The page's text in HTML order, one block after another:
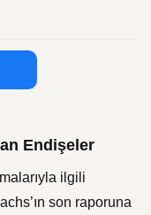
Endişeler
ilgili
son raporuna